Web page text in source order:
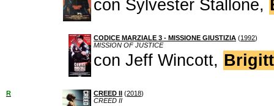
con Sylvester Stallone,
CODICE MARZIALE 3 - MISSIONE GIUSTIZIA (1992)
MISSION OF JUSTICE
con Jeff Wincott,
R CREED II (2018)
CREED II